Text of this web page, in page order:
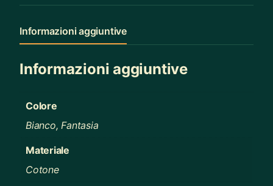
Informazioni aggiuntive
Informazioni aggiuntive
Colore
Bianco, Fantasia
Materiale
Cotone